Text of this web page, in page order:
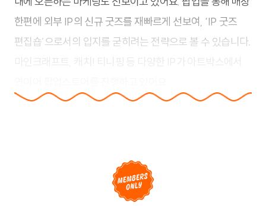
한편에 외부 IP의 신규 굿즈를 재빠르게 선보여, ‘IP 굿즈
편집숍’으로서의 입지를 굳히려는 전략으로 볼 수 있습니다.
마인크래프트, 캐치! 티니핑 등 다양한 IP가 아트박스에서